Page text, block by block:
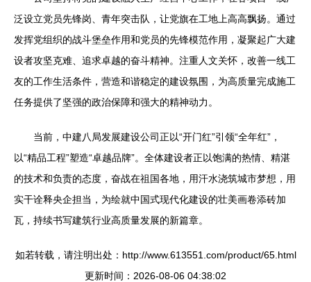
泛设立党员先锋岗、青年突击队，让党旗在工地上高高飘扬。通过
发挥党组织的战斗堡垒作用和党员的先锋模范作用，凝聚起广大建
设者攻坚克难、追求卓越的奋斗精神。注重人文关怀，改善一线工
友的工作生活条件，营造和谐稳定的建设氛围，为高质量完成施工
任务提供了坚强的政治保障和强大的精神动力。
当前，中建八局发展建设公司正以“开门红”引领“全年红”，
以“精品工程”塑造“卓越品牌”。全体建设者正以饱满的热情、精湛
的技术和负责的态度，奋战在祖国各地，用汗水浇筑城市梦想，用
实干诠释央企担当，为绘就中国式现代化建设的壮美画卷添砖加
瓦，持续书写建筑行业高质量发展的新篇章。
如若转载，请注明出处：http://www.613551.com/product/65.html
更新时间：2026-08-06 04:38:02